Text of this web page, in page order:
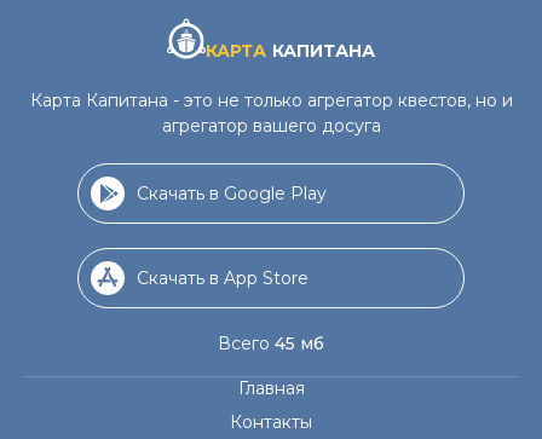
КАРТА КАПИТАНА
Карта Капитана - это не только агрегатор квестов, но и
агрегатор вашего досуга
Скачать в Google Play
Скачать в App Store
Всего 45 мб
Главная
Контакты